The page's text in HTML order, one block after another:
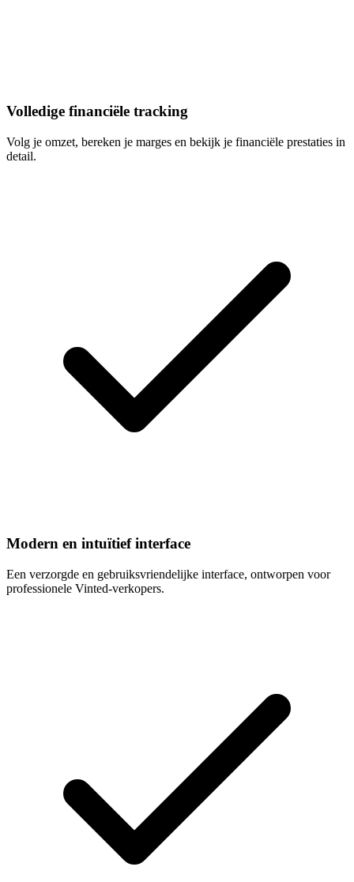
Volledige financiële tracking
Volg je omzet, bereken je marges en bekijk je financiële prestaties in
detail.
Modern en intuïtief interface
Een verzorgde en gebruiksvriendelijke interface, ontworpen voor
professionele Vinted-verkopers.